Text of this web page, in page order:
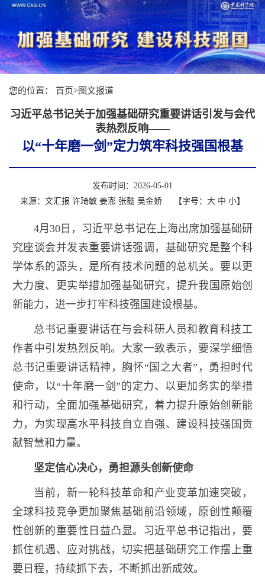
您的位置： 首页>图文报道
习近平总书记关于加强基础研究重要讲话引发与会代
表热烈反响——
以“十年磨一剑”定力筑牢科技强国根基
发布时间：2026-05-01
来源：文汇报 许琦敏 姜澎 张懿 吴金娇
【字号： 大 中 小】
4月30日，习近平总书记在上海出席加强基础研
究座谈会并发表重要讲话强调，基础研究是整个科
学体系的源头，是所有技术问题的总机关。要以更
大力度、更实举措加强基础研究，提升我国原始创
新能力，进一步打牢科技强国建设根基。
总书记重要讲话在与会科研人员和教育科技工
作者中引发热烈反响。大家一致表示，要深学细悟
总书记重要讲话精神，胸怀“国之大者”，勇担时代
使命，以“十年磨一剑”的定力、以更加务实的举措
和行动，全面加强基础研究，着力提升原始创新能
力，为实现高水平科技自立自强、建设科技强国贡
献智慧和力量。
坚定信心决心，勇担源头创新使命
当前，新一轮科技革命和产业变革加速突破，
全球科技竞争更加聚焦基础前沿领域，原创性颠覆
性创新的重要性日益凸显。习近平总书记指出，要
抓住机遇、应对挑战，切实把基础研究工作摆上重
要日程，持续抓下去，不断抓出新成效。